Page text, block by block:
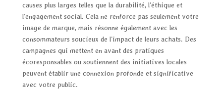
causes plus larges telles que la durabilité, l’éthique et
l’engagement social. Cela ne renforce pas seulement votre
image de marque, mais résonne également avec les
consommateurs soucieux de l’impact de leurs achats. Des
campagnes qui mettent en avant des pratiques
écoresponsables ou soutiennent des initiatives locales
peuvent établir une connexion profonde et significative
avec votre public.